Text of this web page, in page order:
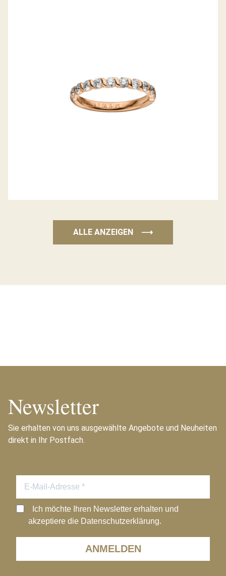
ALLE ANZEIGEN ⟶
Newsletter
Sie erhalten von uns ausgewählte Angebote und Neuheiten
direkt in Ihr Postfach.
ANMELDEN
Ich möchte Ihren Newsletter erhalten und
akzeptiere die Datenschutzerklärung.